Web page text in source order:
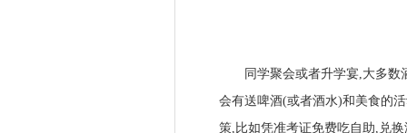
同学聚会或者升学宴,大多数
会有送啤酒(或者酒水)和美食的
策,比如凭准考证免费吃自助,兑